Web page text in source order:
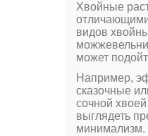
Хвойные
видов
может
Например,
сказочные
сочной
выглядеть
минимализм.